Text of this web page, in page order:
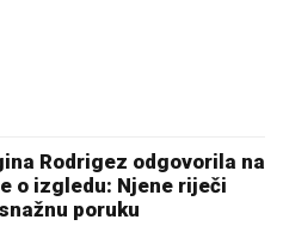
Rodrigez odgovorila na
o izgledu: Njene riječi
poruku